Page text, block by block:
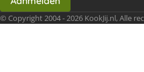
© Copyright 2004 - 2026 KookJij.nl, Alle